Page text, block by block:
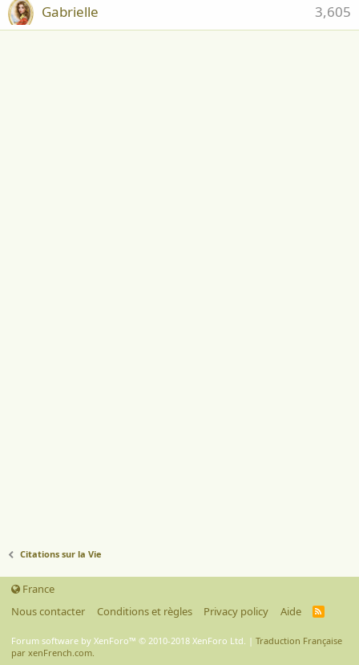
3,605
Gabrielle
Citations sur la Vie
France
Nous contacter
Conditions et règles Privacy policy Aide
R
Forum software by XenForo™ © 2010-2018 XenForo Ltd. | Traduction Française
par xenFrench.com.